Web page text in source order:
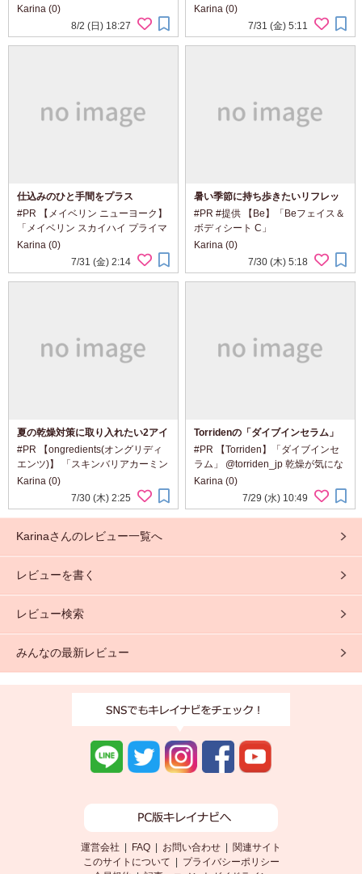
ク アイエステクリーム」
@heroinemake 目もとの乾燥が気
になる日に取り入れたい、 濃密*1
Karina (0)
8/2 (日) 18:27
マルチビタミン&ミネラル」
@renatura_official 美容のために何
か始めたいけれど、 スキンケアを
Karina (0)
7/31 (金) 5:11
仕込みのひと手間をプラス
#PR 【メイベリン ニューヨーク】
「メイベリン スカイハイ プライマ
ー」 「イベリン スカイハイ 01 ブ
ラック」 @maybelline メイベリン
の人気マスカラに、 仕込みのひと
Karina (0)
7/31 (金) 2:14
暑い季節に持ち歩きたいリフレッ
シュシート
#PR #提供 【Be】「Beフェイス＆
ボディシート C」
@be_activeorganic 風吹き抜ける
ハーブガーデンのような香りと、
みずみずしい使い心地。 顔にもボ
Karina (0)
7/30 (木) 5:18
夏の乾燥対策に取り入れたい2アイ
テム
#PR 【ongredients(オングリディ
エンツ)】 「スキンバリアカーミン
グローションEX」 「オングリディ
エンツ スキンバリアグローミス
ト」 @ongredientsjp ongredients
Karina (0)
7/30 (木) 2:25
Torridenの「ダイブインセラム」
#PR 【Torriden】「ダイブインセ
ラム」 @torriden_jp 乾燥が気にな
る日の肌に、 みずみずしいうるお
いを重ねる一本。 Torridenの「ダ
イブインセラム」。 ダイブインら
Karina (0)
7/29 (水) 10:49
Karinaさんのレビュー一覧へ
レビューを書く
レビュー検索
みんなの最新レビュー
運営会社 FAQ お問い合わせ
関連サイト
このサイトについて
プライバシーポリシー